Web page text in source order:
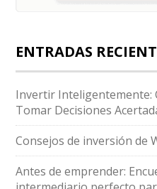
ENTRADAS
Invertir Inteligentemente:
Tomar Decisiones
Consejos de inversión de
Antes de emprender: